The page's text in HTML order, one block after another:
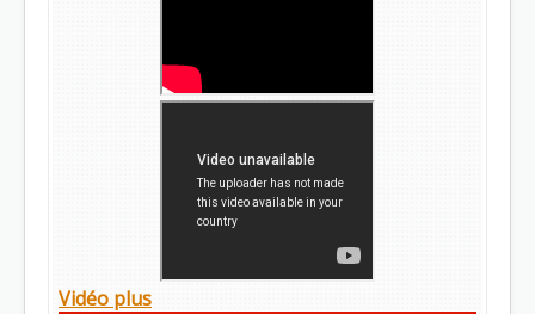
Vidéo plus